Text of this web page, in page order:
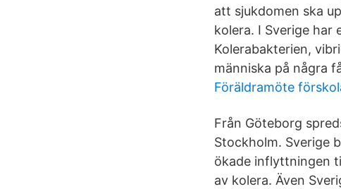
att sjukdomen ska
kolera. I Sverige har
Kolerabakterien,
människa på några
Föräldramöte
Från Göteborg
Stockholm. Sverige
ökade inflyttningen
av kolera. Även